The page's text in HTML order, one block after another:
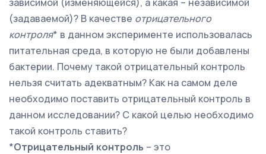
(задаваемой)? В качестве отрицательного
контроля* в данном эксперименте использовалась
питательная среда, в которую не были добавлены
бактерии. Почему такой отрицательный контроль
нельзя считать адекватным? Как на самом деле
необходимо поставить отрицательный контроль в
данном исследовании? С какой целью необходимо
такой контроль ставить?
*Отрицательный контроль – это